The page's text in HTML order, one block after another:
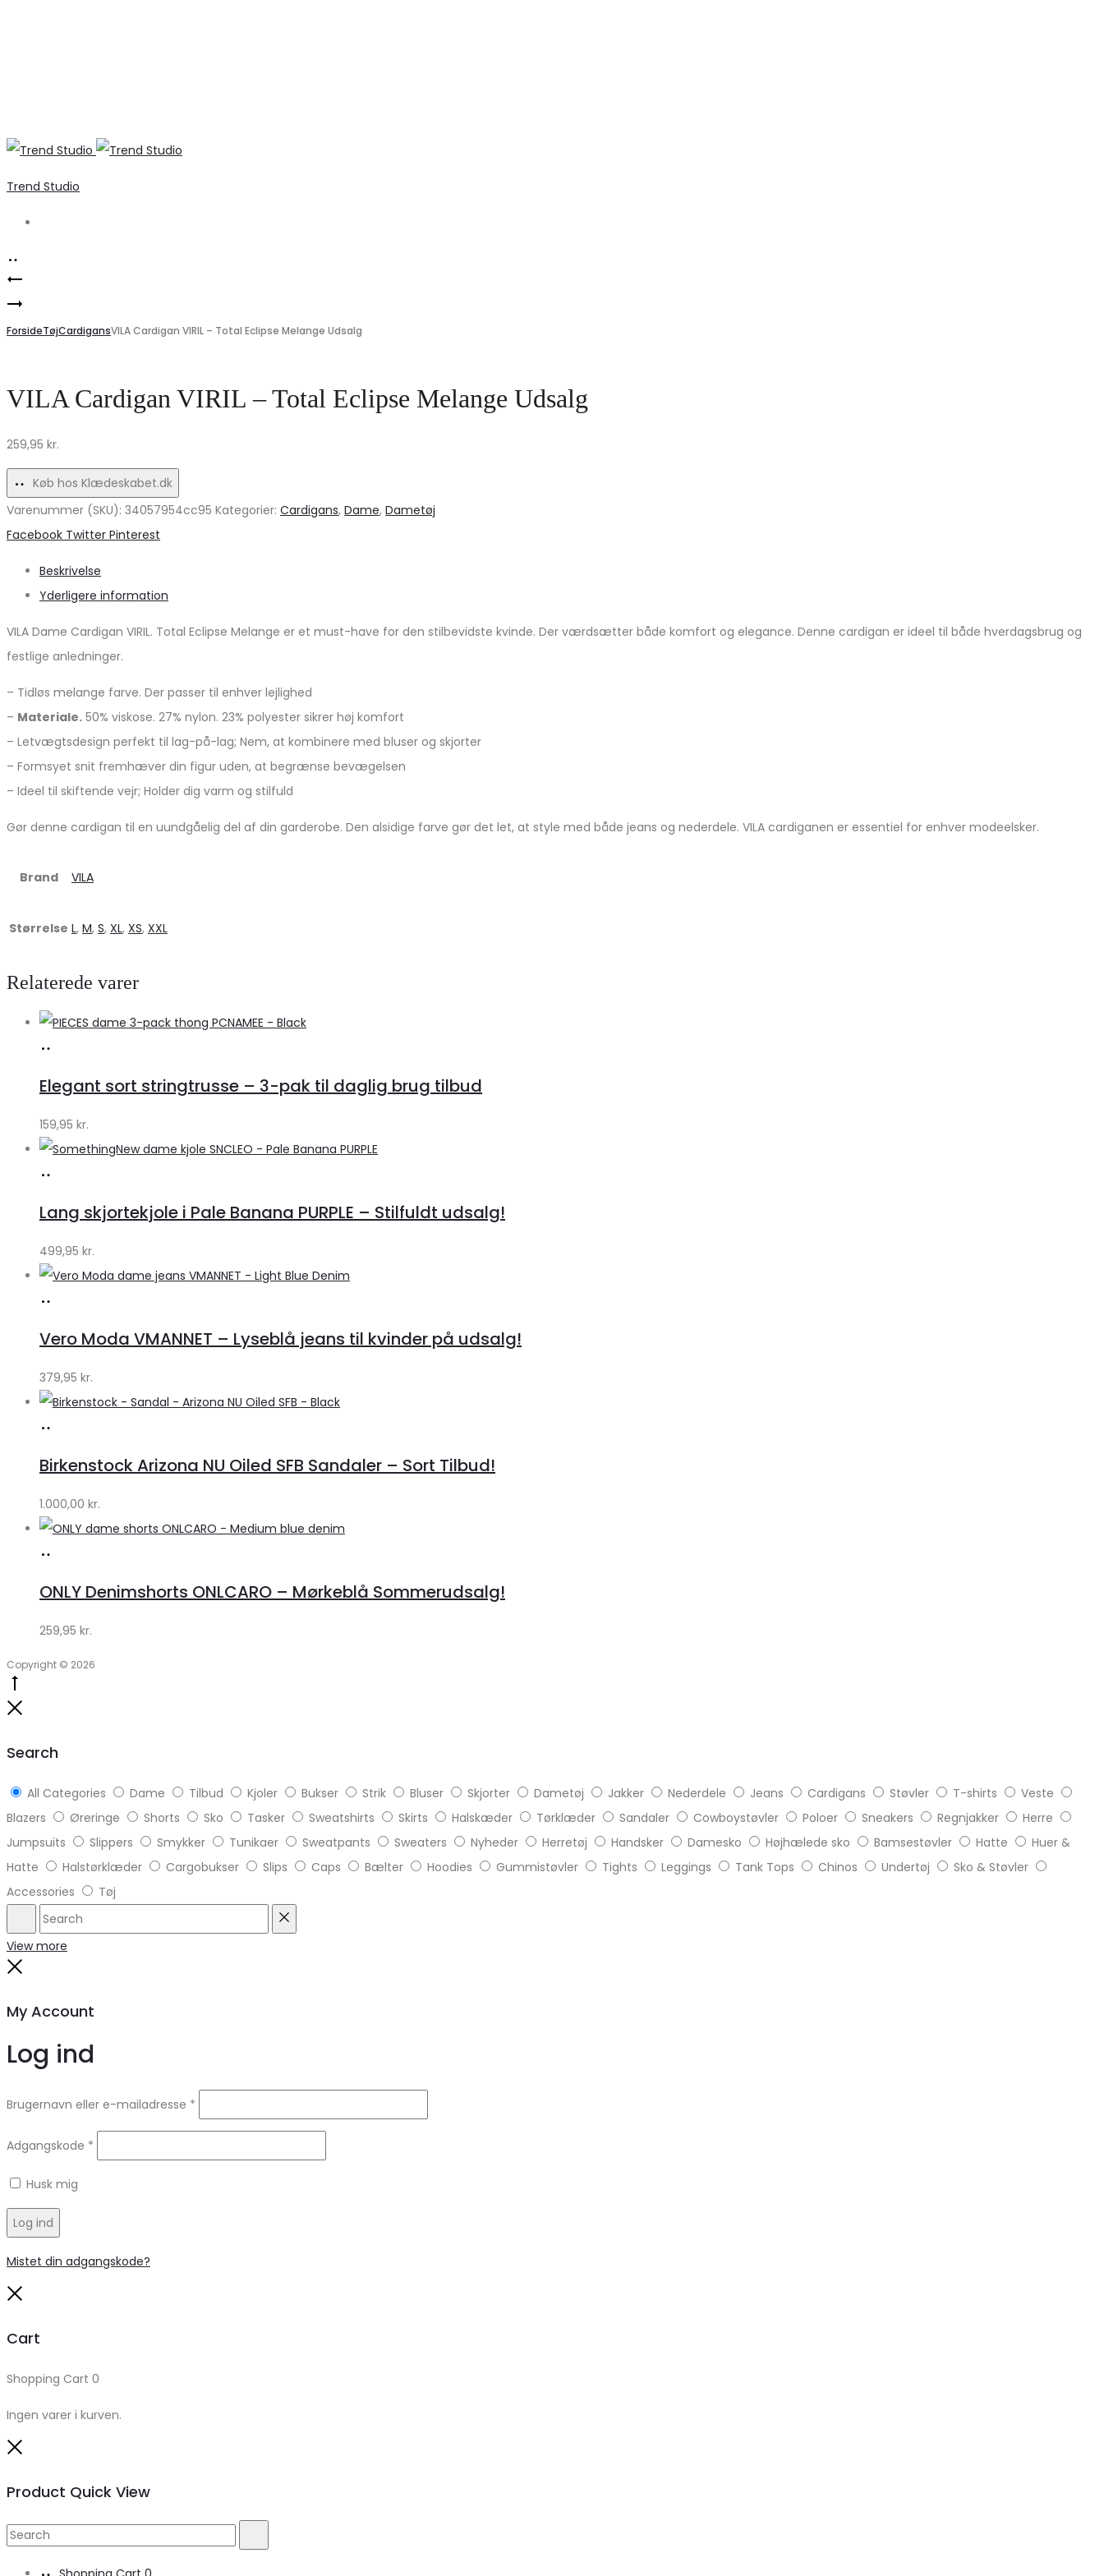
Trend Studio
Product
navigation
bukser
–
6725
B.YOUNG
Dame
–
Sort
Mix
Tilbud!
ForsideTøjCardigansVILA Cardigan VIRIL – Total Eclipse Melange Udsalg
VILA Cardigan VIRIL – Total Eclipse Melange Udsalg
259,95 kr.
Køb hos Klædeskabet.dk
Varenummer (SKU): 34057954cc95 Kategorier: Cardigans, Dame, Dametøj
Share
Facebook Twitter Pinterest
Beskrivelse
Yderligere information
VILA Dame Cardigan VIRIL. Total Eclipse Melange er et must-have for den stilbevidste kvinde. Der værdsætter både komfort og elegance. Denne cardigan er ideel til både hverdagsbrug og
festlige anledninger.
– Tidløs melange farve. Der passer til enhver lejlighed
– Materiale. 50% viskose. 27% nylon. 23% polyester sikrer høj komfort
– Letvægtsdesign perfekt til lag-på-lag; Nem, at kombinere med bluser og skjorter
– Formsyet snit fremhæver din figur uden, at begrænse bevægelsen
– Ideel til skiftende vejr; Holder dig varm og stilfuld
Gør denne cardigan til en uundgåelig del af din garderobe. Den alsidige farve gør det let, at style med både jeans og nederdele. VILA cardiganen er essentiel for enhver modeelsker.
Brand VILA
Størrelse L, M, S, XL, XS, XXL
Relaterede varer
Klædeskabet.dk
Elegant sort stringtrusse – 3-pak til daglig brug tilbud
159,95 kr.
Klædeskabet.dk
Lang skjortekjole i Pale Banana PURPLE – Stilfuldt udsalg!
499,95 kr.
Klædeskabet.dk
Vero Moda VMANNET – Lyseblå jeans til kvinder på udsalg!
379,95 kr.
Lykke
by
Lykke
Birkenstock Arizona NU Oiled SFB Sandaler – Sort Tilbud!
1.000,00 kr.
Klædeskabet.dk
ONLY Denimshorts ONLCARO – Mørkeblå Sommerudsalg!
259,95 kr.
Copyright © 2026
Search
All Categories Dame Tilbud Kjoler Bukser Strik Bluser Skjorter Dametøj Jakker Nederdele Jeans Cardigans Støvler T-shirts
Veste
Blazers
Øreringe Shorts Sko Tasker Sweatshirts Skirts Halskæder Tørklæder Sandaler Cowboystøvler Poloer Sneakers Regnjakker
Herre
Jumpsuits
Slippers Smykker Tunikaer Sweatpants Sweaters Nyheder Herretøj Handsker Damesko Højhælede sko Bamsestøvler Hatte
Huer &
Hatte
Halstørklæder Cargobukser Slips Caps Bælter Hoodies Gummistøvler Tights Leggings Tank Tops Chinos Undertøj
Sko & Støvler
Accessories
Tøj
Search
View more
My Account
Log ind
Brugernavn eller e-mailadresse *
Adgangskode *
Husk mig
Log ind
Mistet din adgangskode?
Cart
Shopping Cart 0
Ingen varer i kurven.
Product Quick View
Search